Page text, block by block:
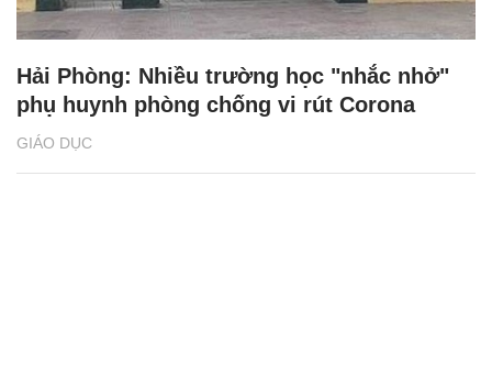
GIÁO DỤC
Hải Phòng: Nhiều trường học "nhắc nhở"
phụ huynh phòng chống vi rút Corona